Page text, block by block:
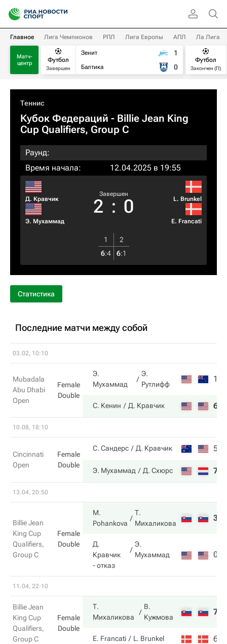
Главное Лига Чемпионов РПЛ Лига Европы АПЛ Ла Лига
Матч-
центр
Футбол
Завершен
Зенит
Балтика
1
0
Футбол
Закончен (П)
Теннис
Кубок Федераций - Billie Jean King
Cup Qualifiers, Group C
Раунд:
Время начала:
12.04.2025 в 19:55
Д. Кравчик
Э. Мухаммад
Завершен
2 : 0 L. Brunkel
E. Francati
1
2
6:4 6:1
Статистика
Последние матчи между собой
03.02, 10:10
Mubadala
Abu Dhabi
Open
Female
Double
Э.
Мухаммад
Э.
Рутлифф
1
С. Кенин Д. Кравчик 6
10.08, 18:10
Cincinnati
Open
Female
Double
С. Сандерс Д. Кравчик 5
Э. Мухаммад Д. Схюрс 7
13.04, 20:50
Billie Jean
King Cup
Qualifiers,
Group C
Female
Double
M.
Pohankova
Т.
Михаликова
3
Д.
Кравчик
Э.
Мухаммад
- отказ
0
11.04, 22:10
Billie Jean
King Cup
Qualifiers,
Group C
Female
Double
Т.
Михаликова
В.
Кужмова
7
E. Francati L. Brunkel 6